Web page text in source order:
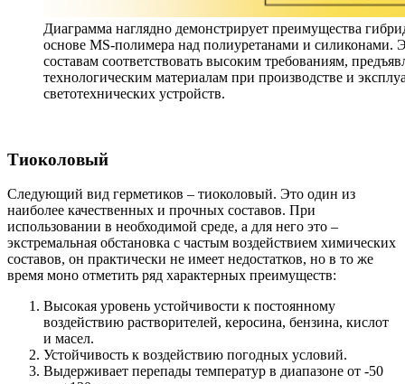
Диаграмма наглядно демонстрирует преимущества
основе MS-полимера над полиуретанами и силиконами.
составам соответствовать высоким требованиям,
технологическим материалам при производстве и
светотехнических устройств.
Тиоколовый
Следующий вид герметиков – тиоколовый. Это один из
наиболее качественных и прочных составов. При
использовании в необходимой среде, а для него это –
экстремальная обстановка с частым воздействием химических
составов, он практически не имеет недостатков, но в то же
время моно отметить ряд характерных преимуществ:
Высокая уровень устойчивости к постоянному
воздействию растворителей, керосина, бензина, кислот
и масел.
Устойчивость к воздействию погодных условий.
Выдерживает перепады температур в диапазоне от -50